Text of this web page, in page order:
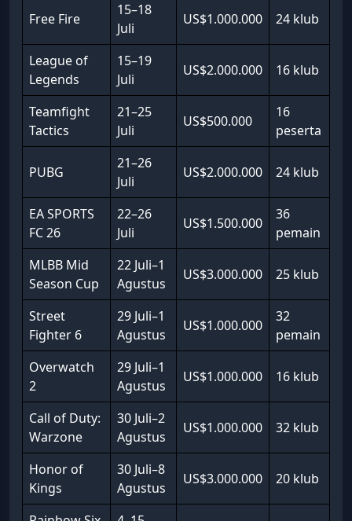
Free Fire
15–18
Juli
US$1.000.000 24 klub
League of
Legends
15–19
Juli
US$2.000.000 16 klub
Teamfight
Tactics
21–25
Juli
US$500.000
16
peserta
PUBG
21–26
Juli
US$2.000.000 24 klub
EA SPORTS
FC 26
22–26
Juli
US$1.500.000
36
pemain
MLBB Mid
Season Cup
22 Juli–1
Agustus
US$3.000.000 25 klub
Street
Fighter 6
29 Juli–1
Agustus
US$1.000.000
32
pemain
Overwatch
2
29 Juli–1
Agustus
US$1.000.000 16 klub
Call of Duty:
Warzone
30 Juli–2
Agustus
US$1.000.000 32 klub
Honor of
Kings
30 Juli–8
Agustus
US$3.000.000 20 klub